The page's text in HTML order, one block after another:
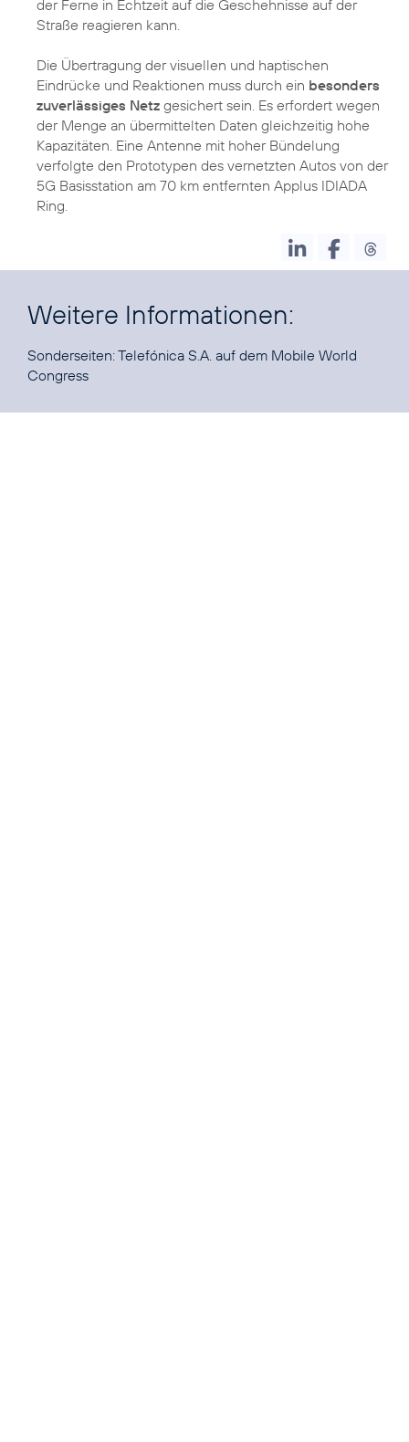
der Ferne in Echtzeit auf die Geschehnisse auf der
Straße reagieren kann.
Die Übertragung der visuellen und haptischen
Eindrücke und Reaktionen muss durch ein besonders
zuverlässiges Netz gesichert sein. Es erfordert wegen
der Menge an übermittelten Daten gleichzeitig hohe
Kapazitäten. Eine Antenne mit hoher Bündelung
verfolgte den Prototypen des vernetzten Autos von der
5G Basisstation am 70 km entfernten Applus IDIADA
Ring.
Weitere Informationen:
Sonderseiten:Telefónica S.A. auf dem Mobile World
Congress